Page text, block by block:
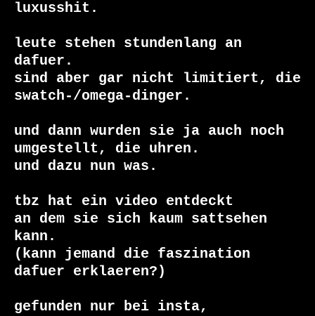
luxusshit.
leute stehen stundenlang an
dafuer.
sind aber gar nicht limitiert, die
swatch-/omega-dinger.
und dann wurden sie ja auch noch
umgestellt, die uhren.
und dazu nun was.
tbz hat ein video entdeckt
an dem sie sich kaum sattsehen
kann.
(kann jemand die faszination
dafuer erklaeren?)
gefunden nur bei insta,